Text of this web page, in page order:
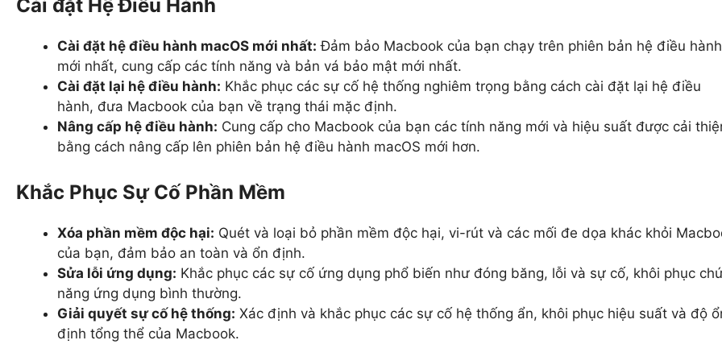
Cài đặt Hệ Điều Hành
Cài đặt hệ điều hành macOS mới nhất: Đảm bảo Macbook của bạn chạy trên phiên bản hệ điều hành
mới nhất, cung cấp các tính năng và bản vá bảo mật mới nhất.
Cài đặt lại hệ điều hành: Khắc phục các sự cố hệ thống nghiêm trọng bằng cách cài đặt lại hệ điều
hành, đưa Macbook của bạn về trạng thái mặc định.
Nâng cấp hệ điều hành: Cung cấp cho Macbook của bạn các tính năng mới và hiệu suất được cải
bằng cách nâng cấp lên phiên bản hệ điều hành macOS mới hơn.
Khắc Phục Sự Cố Phần Mềm
Xóa phần mềm độc hại: Quét và loại bỏ phần mềm độc hại, vi-rút và các mối đe dọa khác khỏi
của bạn, đảm bảo an toàn và ổn định.
Sửa lỗi ứng dụng: Khắc phục các sự cố ứng dụng phổ biến như đóng băng, lỗi và sự cố, khôi phục
năng ứng dụng bình thường.
Giải quyết sự cố hệ thống: Xác định và khắc phục các sự cố hệ thống ẩn, khôi phục hiệu suất và độ
định tổng thể của Macbook.